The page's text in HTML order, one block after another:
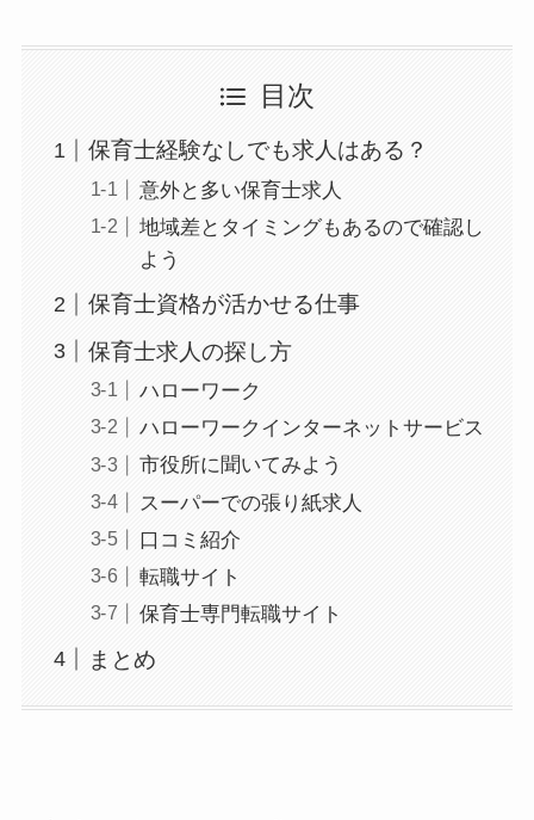
目次
保育士経験なしでも求人はある？
意外と多い保育士求人
地域差とタイミングもあるので確認し
よう
保育士資格が活かせる仕事
保育士求人の探し方
ハローワーク
ハローワークインターネットサービス
市役所に聞いてみよう
スーパーでの張り紙求人
口コミ紹介
転職サイト
保育士専門転職サイト
まとめ